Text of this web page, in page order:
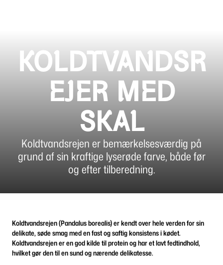
KOLDTVANDSR
EJER MED
SKAL
Koldtvandsrejen er bemærkelsesværdig på
grund af sin kraftige lyserøde farve, både før
og efter tilberedning.
Koldtvandsrejen (Pandalus borealis) er kendt over hele verden for sin
delikate, søde smag med en fast og saftig konsistens i kødet.
Koldtvandsrejen er en god kilde til protein og har et lavt fedtindhold,
hvilket gør den til en sund og nærende delikatesse.